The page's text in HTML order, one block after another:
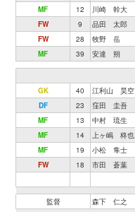
MF
12 川崎 幹大
FW
9 品田 太郎
FW
28 牧野 岳
MF
39 安達 朔
GK
40 江利山 昊空
DF
23 窪田 圭吾
MF
13 中村 琉生
MF
14 上ヶ嶋 柊也
MF
19 小松 隼士
FW
18 市田 蒼葉
監督 森下 仁之